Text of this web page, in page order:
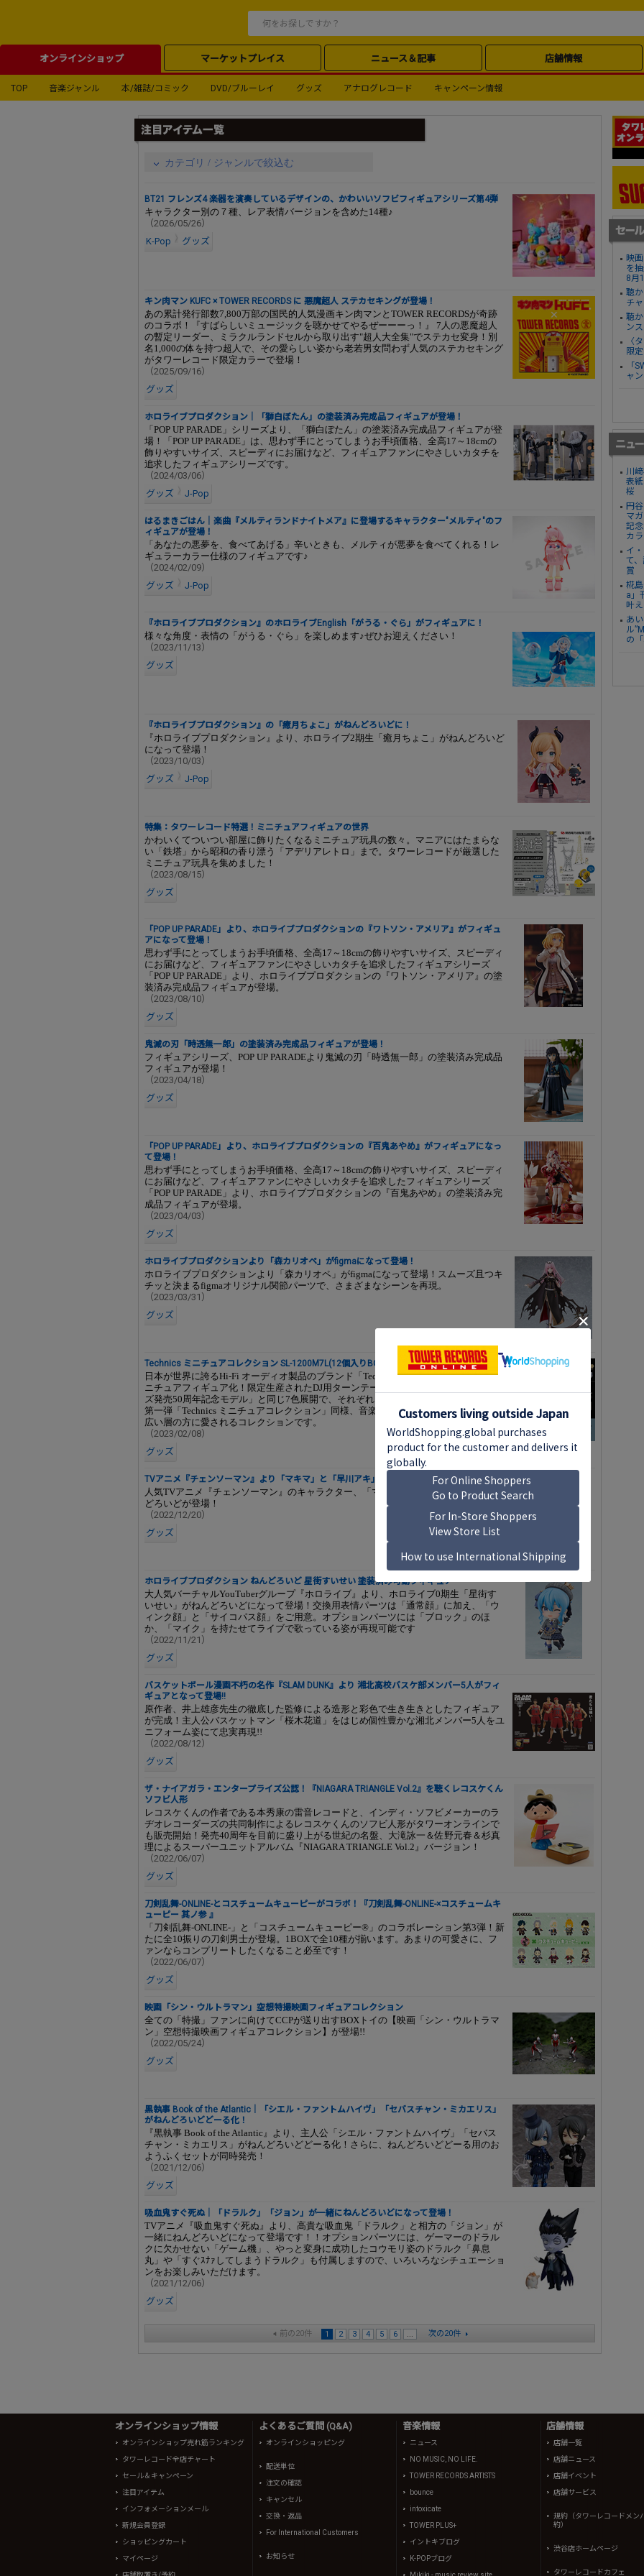
オンラインショップ マーケットプレイス ニュース＆記事 店舗情報
TOP 音楽ジャンル 本/雑誌/コミック DVD/ブルーレイ グッズ アナログレコード キャンペーン情報
カテゴリ / ジャンルで絞込む
BT21 フレンズ4 楽器を演奏しているデザインの、かわいいソフビフィギュアシリーズ第4弾
キャラクター別の７種、レア表情バージョンを含めた14種♪
（2026/05/26）
K-Pop
グッズ
キン肉マン KUFC × TOWER RECORDS に 悪魔超人 ステカセキングが登場！
あの累計発行部数7,800万部の国民的人気漫画キン肉マンとTOWER RECORDSが奇跡
のコラボ！『すばらしいミュージックを聴かせてやるぜーーーっ！』 7人の悪魔超人
の暫定リーダー、ミラクルランドセルから取り出す"超人大全集"でステカセ変身！別
名1,000の体を持つ超人で、その愛らしい姿から老若男女問わず人気のステカセキング
がタワーレコード限定カラーで登場！
（2025/09/16）
グッズ
ホロライブプロダクション｜「獅白ぼたん」の塗装済み完成品フィギュアが登場！
「POP UP PARADE」シリーズより、「獅白ぼたん」の塗装済み完成品フィギュアが登
場！「POP UP PARADE」は、思わず手にとってしまうお手頃価格、全高17～18cmの
飾りやすいサイズ、スピーディにお届けなど、フィギュアファンにやさしいカタチを
追求したフィギュアシリーズです。
（2024/03/06）
グッズ
J-Pop
はるまきごはん｜楽曲『メルティランドナイトメア』に登場するキャラクター"メルティ"のフ
ィギュアが登場！
「あなたの悪夢を、食べてあげる」辛いときも、メルティが悪夢を食べてくれる！レ
ギュラーカラー仕様のフィギュアです♪
（2024/02/09）
グッズ
J-Pop
『ホロライブプロダクション』のホロライブEnglish「がうる・ぐら」がフィギュアに！
様々な角度・表情の「がうる・ぐら」を楽しめます♪ぜひお迎えください！
（2023/11/13）
グッズ
『ホロライブプロダクション』の「癒月ちょこ」がねんどろいどに！
『ホロライブプロダクション』より、ホロライブ2期生「癒月ちょこ」がねんどろいど
になって登場！
（2023/10/03）
グッズ
J-Pop
特集：タワーレコード特選！ミニチュアフィギュアの世界
かわいくてついつい部屋に飾りたくなるミニチュア玩具の数々。マニアにはたまらな
い「鉄塔」から昭和の香り漂う「アデリアレトロ」まで。タワーレコードが厳選した
ミニチュア玩具を集めました！
（2023/08/15）
グッズ
「POP UP PARADE」より、ホロライブプロダクションの『ワトソン・アメリア』がフィギュ
アになって登場！
思わず手にとってしまうお手頃価格、全高17～18cmの飾りやすいサイズ、スピーディ
にお届けなど、フィギュアファンにやさしいカタチを追求したフィギュアシリーズ
「POP UP PARADE」より、ホロライブプロダクションの『ワトソン・アメリア』の塗
装済み完成品フィギュアが登場。
（2023/08/10）
グッズ
鬼滅の刃「時透無一郎」の塗装済み完成品フィギュアが登場！
フィギュアシリーズ、POP UP PARADEより鬼滅の刃「時透無一郎」の塗装済み完成品
フィギュアが登場！
（2023/04/18）
グッズ
「POP UP PARADE」より、ホロライブプロダクションの『百鬼あやめ』がフィギュアになっ
て登場！
思わず手にとってしまうお手頃価格、全高17～18cmの飾りやすいサイズ、スピーディ
にお届けなど、フィギュアファンにやさしいカタチを追求したフィギュアシリーズ
「POP UP PARADE」より、ホロライブプロダクションの『百鬼あやめ』の塗装済み完
成品フィギュアが登場。
（2023/04/03）
グッズ
ホロライブプロダクションより「森カリオペ」がfigmaになって登場！
ホロライブプロダクションより「森カリオペ」がfigmaになって登場！スムーズ且つキ
チッと決まるfigmaオリジナル関節パーツで、さまざまなシーンを再現。
（2023/03/31）
グッズ
Technics ミニチュアコレクション SL-1200M7L(12個入りBOX)
日本が世界に誇るHi-Fi オーディオ製品のブランド「Technics」のオーディオ機器をミ
ニチュアフィギュア化！限定生産されたDJ用ターンテーブル「Technics SL-1200シリー
ズ発売50周年記念モデル」と同じ7色展開で、それぞれにLP盤が付属！ 大人気だった
第一弾「Technics ミニチュアコレクション」同様、音楽ファンの方だけではなく、幅
広い層の方に愛されるコレクションです。
（2023/02/08）
グッズ
TVアニメ『チェンソーマン』より「マキマ」と「早川アキ」がねんどろいど化!
人気TVアニメ『チェンソーマン』のキャラクター、「マキマ」と「早川アキ」のねん
どろいどが登場！
（2022/12/20）
グッズ
ホロライブプロダクション ねんどろいど 星街すいせい 塗装済み可動フィギュア
大人気バーチャルYouTuberグループ『ホロライブ』より、ホロライブ0期生「星街す
いせい」がねんどろいどになって登場！交換用表情パーツは「通常顔」に加え、「ウ
ィンク顔」と「サイコパス顔」をご用意。オプションパーツには「ブロック」のほ
か、「マイク」を持たせてライブで歌っている姿が再現可能です
（2022/11/21）
グッズ
バスケットボール漫画不朽の名作『SLAM DUNK』より 湘北高校バスケ部メンバー5人がフィ
ギュアとなって登場!!
原作者、井上雄彦先生の徹底した監修による造形と彩色で生き生きとしたフィギュア
が完成！主人公バスケットマン「桜木花道」をはじめ個性豊かな湘北メンバー5人をユ
ニフォーム姿にて忠実再現!!
（2022/08/12）
グッズ
ザ・ナイアガラ・エンタープライズ公認！『NIAGARA TRIANGLE Vol.2』を聴くレコスケくん
ソフビ人形
レコスケくんの作者である本秀康の雷音レコードと、インディ・ソフビメーカーのラ
ヂオレコーダーズの共同制作によるレコスケくんのソフビ人形がタワーオンラインで
も販売開始！発売40周年を目前に盛り上がる世紀の名盤、大滝詠一＆佐野元春＆杉真
理によるスーパーユニットアルバム『NIAGARA TRIANGLE Vol.2』バージョン！
（2022/06/07）
グッズ
刀剣乱舞-ONLINE-とコスチュームキューピーがコラボ！『刀剣乱舞-ONLINE-×コスチュームキ
ューピー 其ノ参 』
「刀剣乱舞-ONLINE-」と「コスチュームキューピー®」のコラボレーション第3弾！新
たに全10振りの刀剣男士が登場。1BOXで全10種が揃います。あまりの可愛さに、フ
ァンならコンプリートしたくなること必至です！
（2022/06/07）
グッズ
映画「シン・ウルトラマン」空想特撮映画フィギュアコレクション
全ての「特撮」ファンに向けてCCPが送り出すBOXトイの【映画「シン・ウルトラマ
ン」空想特撮映画フィギュアコレクション】が登場!!
（2022/05/24）
グッズ
黒執事 Book of the Atlantic｜「シエル・ファントムハイヴ」「セバスチャン・ミカエリス」
がねんどろいどどーる化！
『黒執事 Book of the Atlantic』より、主人公「シエル・ファントムハイヴ」「セバス
チャン・ミカエリス」がねんどろいどどーる化！さらに、ねんどろいどどーる用のお
ようふくセットが同時発売！
（2021/12/06）
グッズ
吸血鬼すぐ死ぬ｜「ドラルク」「ジョン」が一緒にねんどろいどになって登場！
TVアニメ『吸血鬼すぐ死ぬ』より、高貴な吸血鬼「ドラルク」と相方の「ジョン」が
一緒にねんどろいどになって登場です！！オプションパーツには、ゲーマーのドラル
クに欠かせない「ゲーム機」、やっと変身に成功したコウモリ姿のドラルク「鼻息
丸」や「すぐｽﾅｧしてしまうドラルク」も付属しますので、いろいろなシチュエーショ
ンをお楽しみいただけます。
（2021/12/06）
グッズ
前の20件 1 2 3 4 5 6 ... 次の20件
映
を
8月
聴
チ
聴
ン
〈
限
「
ャ
川
表
桜
円
マ
記
カ
イ
て
賞
椛
a」
叶
あ
ル
の
オンラインショップ情報
オンラインショップ売れ筋ランキング
タワーレコード全店チャート
セール＆キャンペーン
注目アイテム
インフォメーションメール
新規会員登録
ショッピングカート
マイページ
よくあるご質問 (Q&A)
オンラインショッピング
配送単位
注文の確認
キャンセル
交換・返品
For International Customers
お知らせ
音楽情報
ニュース
NO MUSIC, NO LIFE.
TOWER RECORDS ARTISTS
bounce
intoxicate
TOWER PLUS+
イントキブログ
K-POPブログ
店舗情報
店舗一覧
店舗ニュース
店舗イベント
店舗サービス
規約（タワーレコードメン
約）
渋谷店ホームページ
タワーレコードカフェ